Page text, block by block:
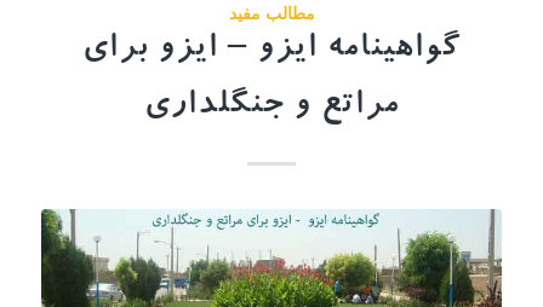
مطالب مفید
گواهینامه ایزو – ایزو برای
مراتع و جنگلداری